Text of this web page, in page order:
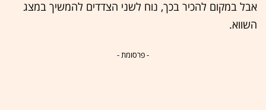
אבל במקום להכיר בכך, נוח לשני הצדדים להמשיך במצג
השווא.
- פרסומת -